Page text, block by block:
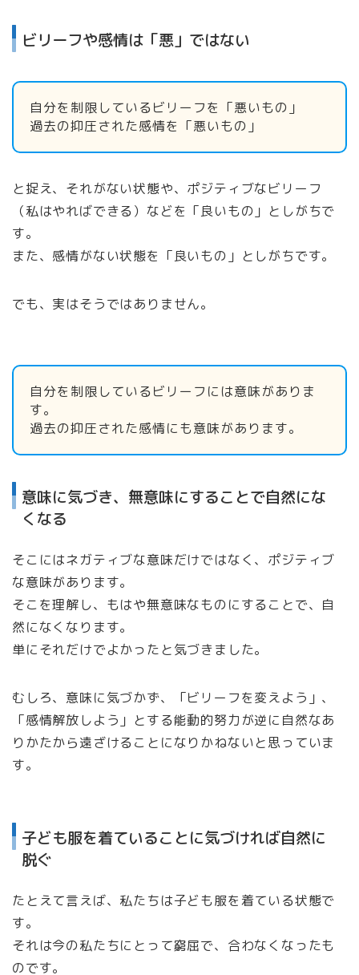
ビリーフや感情は「悪」ではない
自分を制限しているビリーフを「悪いもの」
過去の抑圧された感情を「悪いもの」
と捉え、それがない状態や、ポジティブなビリーフ
（私はやればできる）などを「良いもの」としがちで
す。
また、感情がない状態を「良いもの」としがちです。
でも、実はそうではありません。
自分を制限しているビリーフには意味がありま
す。
過去の抑圧された感情にも意味があります。
意味に気づき、無意味にすることで自然にな
くなる
そこにはネガティブな意味だけではなく、ポジティブ
な意味があります。
そこを理解し、もはや無意味なものにすることで、自
然になくなります。
単にそれだけでよかったと気づきました。
むしろ、意味に気づかず、「ビリーフを変えよう」、
「感情解放しよう」とする能動的努力が逆に自然なあ
りかたから遠ざけることになりかねないと思っていま
す。
子ども服を着ていることに気づければ自然に
脱ぐ
たとえて言えば、私たちは子ども服を着ている状態で
す。
それは今の私たちにとって窮屈で、合わなくなったも
のです。